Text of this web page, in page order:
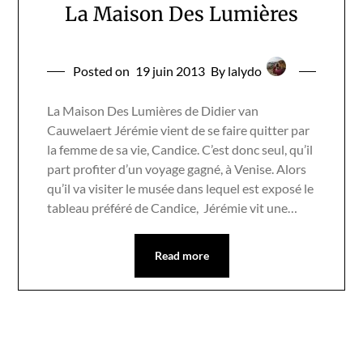
La Maison Des Lumières
Posted on 19 juin 2013 By lalydo
La Maison Des Lumières de Didier van
Cauwelaert Jérémie vient de se faire quitter par
la femme de sa vie, Candice. C’est donc seul, qu’il
part profiter d’un voyage gagné, à Venise. Alors
qu’il va visiter le musée dans lequel est exposé le
tableau préféré de Candice, Jérémie vit une…
Read more